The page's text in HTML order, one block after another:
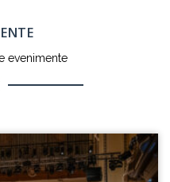
evenimente